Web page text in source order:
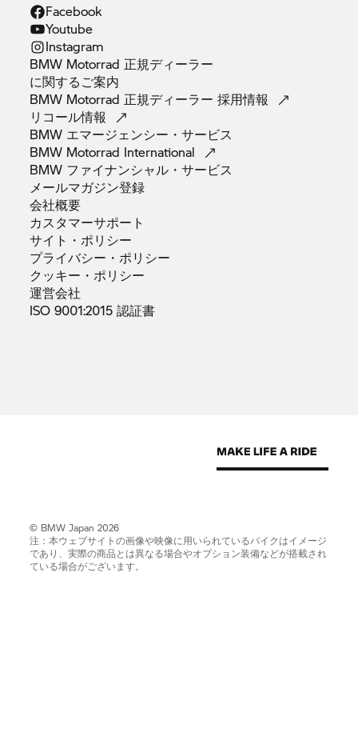
Facebook
Youtube
Instagram
BMW Motorrad 正規ディーラー
に関するご案内
BMW Motorrad 正規ディーラー採用情報
リコール情報
BMW エマージェンシー・サービス
BMW Motorrad International
BMW ファイナンシャル・サービス
メールマガジン登録
会社概要
カスタマーサポート
サイト・ポリシー
プライバシー・ポリシー
クッキー・ポリシー
運営会社
ISO 9001:2015認証書
© BMW Japan 2026
注：本ウェブサイトの画像や映像に用いられているバイクはイメージ
であり、実際の商品とは異なる場合やオプション装備などが搭載され
ている場合がございます。